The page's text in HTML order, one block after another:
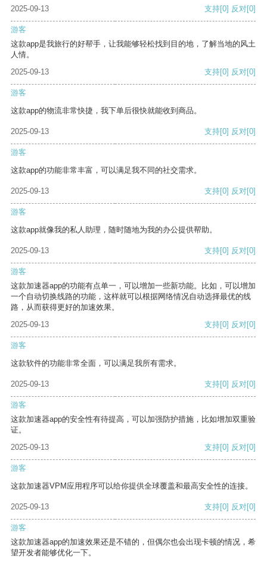
2025-09-13 支持[0] 反对[0]
游客
这款app是我旅行的好帮手，让我能够轻松找到目的地，了解当地的风土
人情。
2025-09-13
支持[0] 反对[0]
游客
这款app的物流非常快捷，我下单后很快就能收到商品。
2025-09-13 支持[0] 反对[0]
游客
这款app的功能非常丰富，可以满足我不同的社交需求。
2025-09-13 支持[0] 反对[0]
游客
这款app就像我的私人助理，随时随地为我的办公提供帮助。
2025-09-13 支持[0] 反对[0]
游客
这款加速器app的功能有点单一，可以增加一些新功能。比如，可以增加
一个自动切换线路的功能，这样就可以根据网络情况自动选择最优的线
路，从而获得更好的加速效果。
2025-09-13
支持[0] 反对[0]
游客
这款软件的功能非常全面，可以满足我所有需求。
2025-09-13 支持[0] 反对[0]
游客
这款加速器app的安全性有待提高，可以加强防护措施，比如增加双重验
证。
2025-09-13
支持[0] 反对[0]
游客
这款加速器VPM应用程序可以给你提供全球覆盖和最高安全性的连接。
2025-09-13 支持[0] 反对[0]
游客
这款加速器app的加速效果还是不错的，但偶尔也会出现卡顿的情况，希
望开发者能够优化一下。